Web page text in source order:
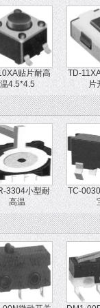
贴片耐高
温4.5*4.5
TD-
片
3304小型耐
高温
TC-